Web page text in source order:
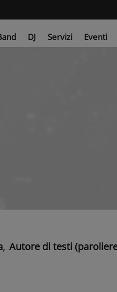
DJ Servizi Eventi
, Autore di testi